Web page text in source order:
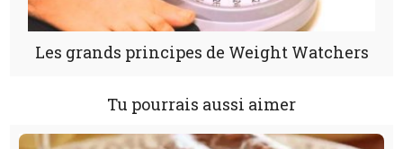
Les grands principes de Weight Watchers
Tu pourrais aussi aimer